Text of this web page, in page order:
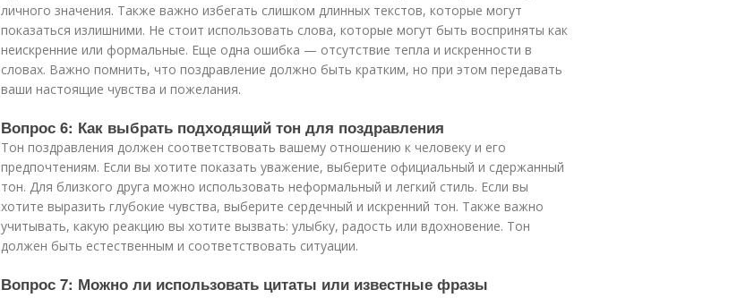
личного значения. Также важно избегать слишком длинных текстов, которые могут
показаться излишними. Не стоит использовать слова, которые могут быть восприняты как
неискренние или формальные. Еще одна ошибка — отсутствие тепла и искренности в
словах. Важно помнить, что поздравление должно быть кратким, но при этом передавать
ваши настоящие чувства и пожелания.
Вопрос 6: Как выбрать подходящий тон для поздравления
Тон поздравления должен соответствовать вашему отношению к человеку и его
предпочтениям. Если вы хотите показать уважение, выберите официальный и сдержанный
тон. Для близкого друга можно использовать неформальный и легкий стиль. Если вы
хотите выразить глубокие чувства, выберите сердечный и искренний тон. Также важно
учитывать, какую реакцию вы хотите вызвать: улыбку, радость или вдохновение. Тон
должен быть естественным и соответствовать ситуации.
Вопрос 7: Можно ли использовать цитаты или известные фразы